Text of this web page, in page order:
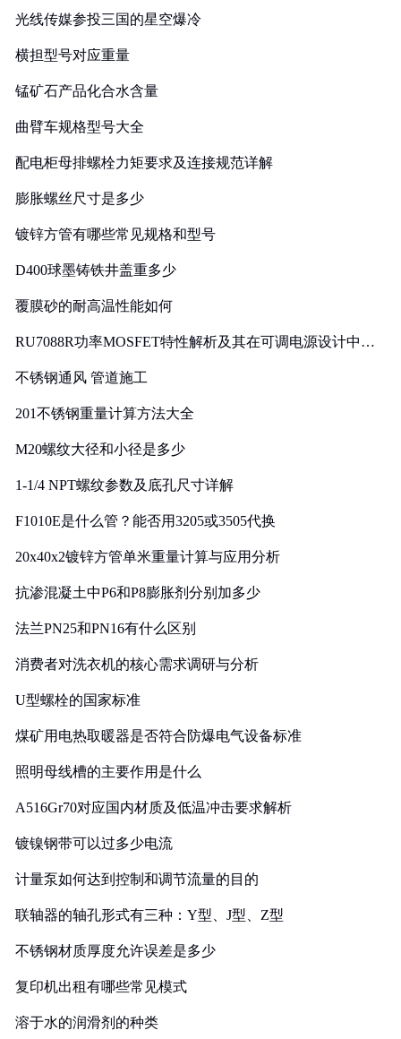
光线传媒参投三国的星空爆冷
横担型号对应重量
锰矿石产品化合水含量
曲臂车规格型号大全
配电柜母排螺栓力矩要求及连接规范详解
膨胀螺丝尺寸是多少
镀锌方管有哪些常见规格和型号
D400球墨铸铁井盖重多少
覆膜砂的耐高温性能如何
RU7088R功率MOSFET特性解析及其在可调电源设计中的
不锈钢通风 管道施工
201不锈钢重量计算方法大全
M20螺纹大径和小径是多少
1-1/4 NPT螺纹参数及底孔尺寸详解
F1010E是什么管？能否用3205或3505代换
20x40x2镀锌方管单米重量计算与应用分析
抗渗混凝土中P6和P8膨胀剂分别加多少
法兰PN25和PN16有什么区别
消费者对洗衣机的核心需求调研与分析
U型螺栓的国家标准
煤矿用电热取暖器是否符合防爆电气设备标准
照明母线槽的主要作用是什么
A516Gr70对应国内材质及低温冲击要求解析
镀镍钢带可以过多少电流
计量泵如何达到控制和调节流量的目的
联轴器的轴孔形式有三种：Y型、J型、Z型
不锈钢材质厚度允许误差是多少
复印机出租有哪些常见模式
溶于水的润滑剂的种类